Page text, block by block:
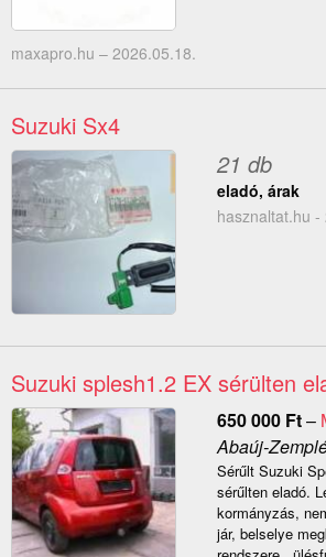
maxapro.hu – 2026.05.18.
Suzuki Sx4
21 db
eladó, árak
hasznaltat.hu
Suzuki splesh1.2 EX sérülten
650 000 Ft–
Abaúj-
Sérűlt Suzuki
sérűlten eladó.
kormányzás,
jár, belselye